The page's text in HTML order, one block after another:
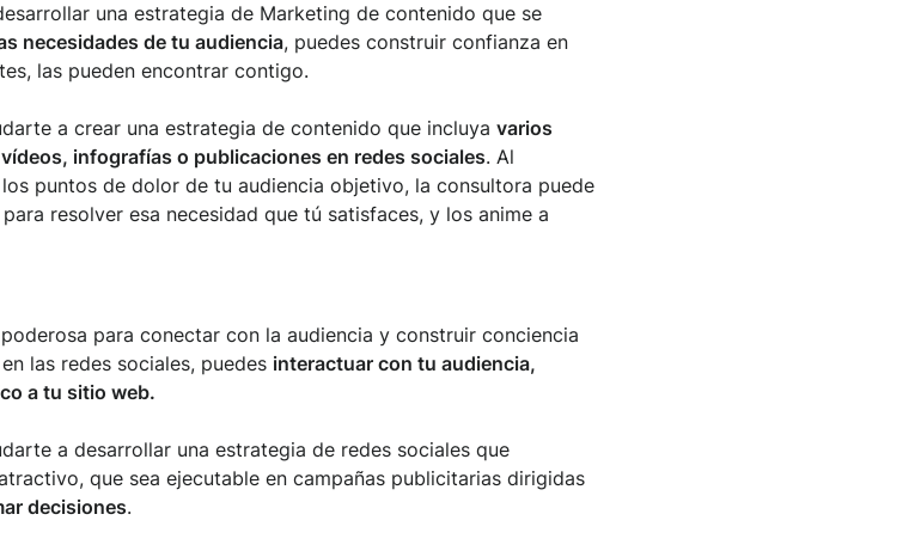
una estrategia de Marketing de contenido que se
necesidades de tu audiencia, puedes construir confianza en
las pueden encontrar contigo.
a crear una estrategia de contenido que incluya varios
infografías o publicaciones en redes sociales. Al
puntos de dolor de tu audiencia objetivo, la consultora puede
resolver esa necesidad que tú satisfaces, y los anime a
para conectar con la audiencia y construir conciencia
las redes sociales, puedes interactuar con tu audiencia,
a tu sitio web.
a desarrollar una estrategia de redes sociales que
que sea ejecutable en campañas publicitarias dirigidas
decisiones.